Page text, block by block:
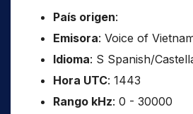
País origen:
Emisora: Voice of
Idioma: S Spanish/
Hora UTC: 1443
Rango kHz: 0 - 30000